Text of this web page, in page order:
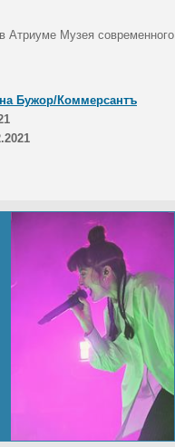
Атриуме Музея современного
Бужор/Коммерсантъ